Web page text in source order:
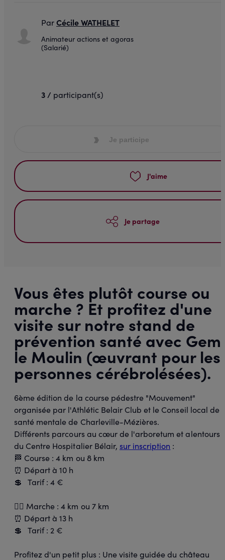
ParCécile WATHELET
Animateur actions et agoras
(Salarié)
3 / participant(s)
Je participe
J'aime
Je partage
Vous êtes plutôt course ou
marche ? Et profitez d'une
visite sur notre stand de
prévention santé avec Gem
le Moulin (œuvrant pour les
personnes cérébrolésées).
6ème édition de la course pédestre "Mouvement"
organisée par l'Athlétic Belair Club et le Conseil local de
santé mentale de Charleville-Mézières.
Différents parcoursau cœur de l'arboretum et alentours
du Centre Hospitalier Bélair, sur inscription :
🏁 Course : 4 km ou 8 km
⏰ Départ à 10 h
💲 Tarif : 4 €
🚶‍♀️ Marche : 4 km ou 7 km
⏰ Départ à 13 h
💲 Tarif : 2 €
Profitez d'un petit plus : Une visite guidée du château